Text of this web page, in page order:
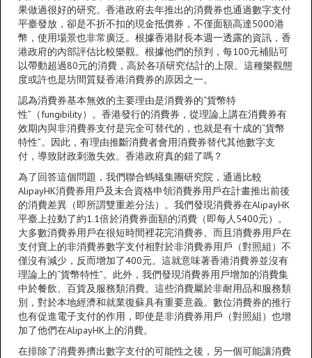
果做過很好的研究。香港政府去年推出的消費券也通過數字支付
平臺發放，卻是不折不扣的現金抵價券，不僅面額高達5000港
幣，使用場景也非常廣泛。根據香港財長本週一透露的資訊，香
港政府的內部評估比較樂觀。根據他們的預判，每100元補貼可
以帶動超過80元的消費，高於各項研究估計的上限。這種樂觀態
度或許也是坊間質疑香港消費券的原因之一。
認為消費券基本無效的主要理由是消費券的“貨幣特
性”（fungibility）。香港發行的消費券，從理論上講在消費券有
效期內與非消費券支付是完全可替代的，也就是有十成的“貨幣
特性”。因此，有理由推斷消費者會用消費券替代其他數字支
付，導致財政刺激失效。香港政府真的錯了嗎？
為了回答這個問題，我們聯合螞蟻集團研究院，通過比較
AlipayHK消費券用戶及未合資格申領消費券用戶在計畫推出前後
的消費差異（即所謂雙重差分法）。我們發現消費券在AlipayHK
平臺上拉動了約1.1倍於消費券面額的消費（即每人5400元）。
大多數消費券用戶在很短時間裡花完消費券。而且消費券用戶在
支付寶上的非消費券數字支付相對於非消費券用戶（對照組）不
僅沒有減少，反而增加了400元。這就意味著香港消費券並沒有
理論上的“貨幣特性”。此外，我們發現消費券用戶增加的消費集
中於餐飲、百貨及服務類消費。這些消費屬於非耐用品和服務類
別，對於本地經濟和就業復蘇具有重要意義。數位消費券的推行
也有促進電子支付的作用，即使是非消費券用戶（對照組）也增
加了他們在AlipayHK上的消費。
在排除了消費券擠出數字支付的可能性之後，另一個可能讓消費